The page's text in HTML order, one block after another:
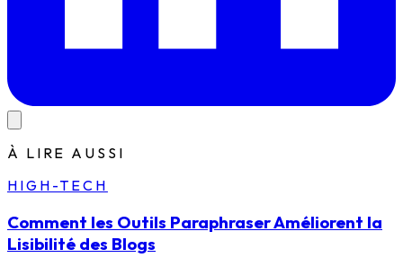
À LIRE AUSSI
HIGH-TECH
Comment les Outils Paraphraser Améliorent la
Lisibilité des Blogs